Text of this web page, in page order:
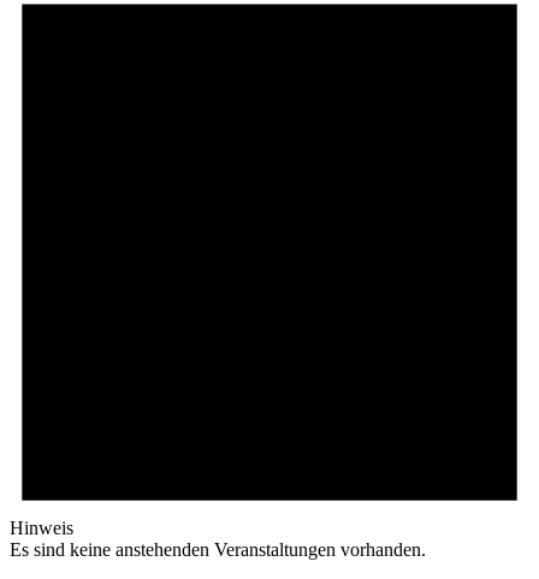
Hinweis
Es sind keine anstehenden Veranstaltungen vorhanden.